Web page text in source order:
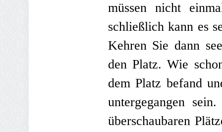
müssen nicht
schließlich kann es
Kehren Sie dann
den Platz. Wie
dem Platz befand
untergegangen
überschaubaren